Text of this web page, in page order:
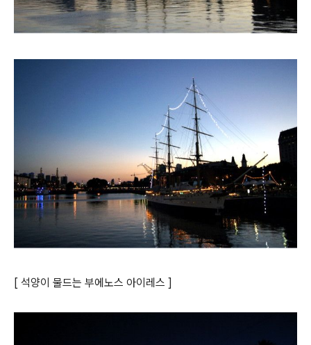
[ 석양이 물드는 부에노스 아이레스 ]